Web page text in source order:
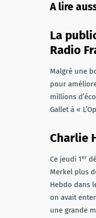
A lire
La
Radio
Malgré une
pour
millions
Gallet à «
Charlie
Ce jeudi 1er
Merkel plus
Hebdo dans
on avait
une grande